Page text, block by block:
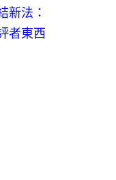
新法：
者東西